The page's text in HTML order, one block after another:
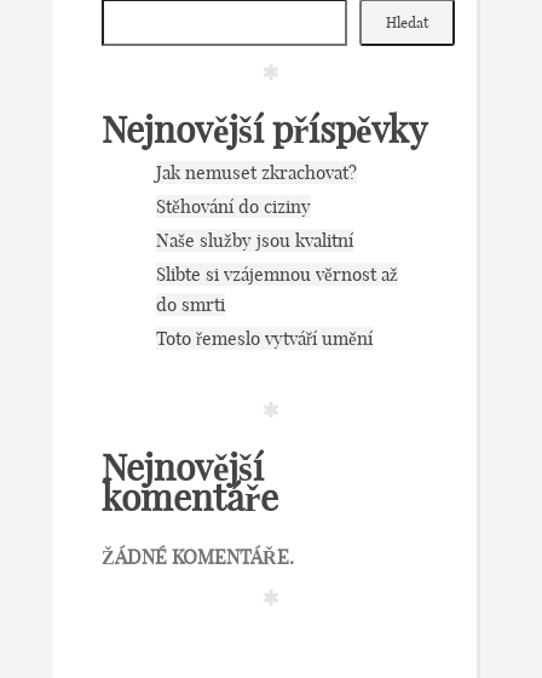
Hledat
Nejnovější příspěvky
Jak nemuset zkrachovat?
Stěhování do ciziny
Naše služby jsou kvalitní
Slibte si vzájemnou věrnost až
do smrti
Toto řemeslo vytváří umění
Nejnovější
komentáře
ŽÁDNÉ KOMENTÁŘE.